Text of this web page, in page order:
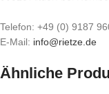
Telefon: +49 (0) 9187
E-Mail: info@rietze.de
Ähnliche